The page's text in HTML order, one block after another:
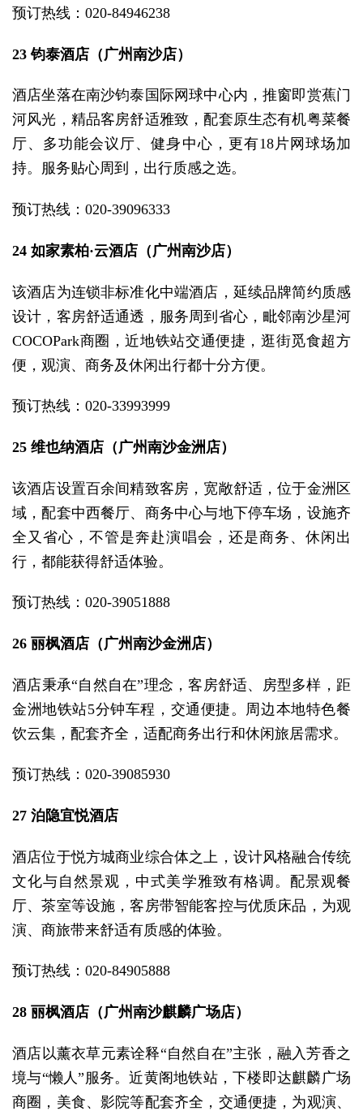
预订热线：020-84946238
23 钧泰酒店（广州南沙店）
酒店坐落在南沙钧泰国际网球中心内，推窗即赏蕉门
河风光，精品客房舒适雅致，配套原生态有机粤菜餐
厅、多功能会议厅、健身中心，更有18片网球场加
持。服务贴心周到，出行质感之选。
预订热线：020-39096333
24 如家素柏·云酒店（广州南沙店）
该酒店为连锁非标准化中端酒店，延续品牌简约质感
设计，客房舒适通透，服务周到省心，毗邻南沙星河
COCOPark商圈，近地铁站交通便捷，逛街觅食超方
便，观演、商务及休闲出行都十分方便。
预订热线：020-33993999
25 维也纳酒店（广州南沙金洲店）
该酒店设置百余间精致客房，宽敞舒适，位于金洲区
域，配套中西餐厅、商务中心与地下停车场，设施齐
全又省心，不管是奔赴演唱会，还是商务、休闲出
行，都能获得舒适体验。
预订热线：020-39051888
26 丽枫酒店（广州南沙金洲店）
酒店秉承“自然自在”理念，客房舒适、房型多样，距
金洲地铁站5分钟车程，交通便捷。周边本地特色餐
饮云集，配套齐全，适配商务出行和休闲旅居需求。
预订热线：020-39085930
27 泊隐宜悦酒店
酒店位于悦方城商业综合体之上，设计风格融合传统
文化与自然景观，中式美学雅致有格调。配景观餐
厅、茶室等设施，客房带智能客控与优质床品，为观
演、商旅带来舒适有质感的体验。
预订热线：020-84905888
28 丽枫酒店（广州南沙麒麟广场店）
酒店以薰衣草元素诠释“自然自在”主张，融入芳香之
境与“懒人”服务。近黄阁地铁站，下楼即达麒麟广场
商圈，美食、影院等配套齐全，交通便捷，为观演、